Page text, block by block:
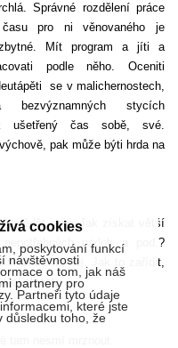
Správné rozdělení práce
pro ni věnovaného je
Mít program a jíti a
podle něho. Oceniti
se v malichernostech,
stycích
ušetřený čas sobě, své.
pak může býti hrda na
vědět rady. Jak získat větší
nádob a pod.?
složime na něj. Jak to zařídit,
okolnosti.
tam nesmí mrznout.
cookies
poskytování funkcí
návštěvnosti
o tom, jak náš
partnery pro
Partneři tyto údaje
které jste
důsledku toho, že